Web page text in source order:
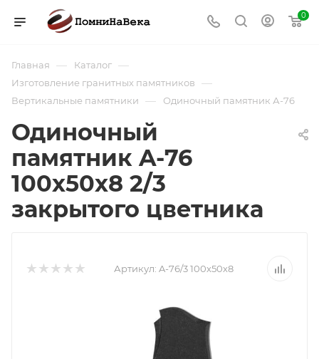
0
Главная — Каталог —
Изготовление гранитных памятников —
Вертикальные памятники — Одиночный памятник А-76
Одиночный
памятник A-76
100х50х8 2/3
закрытого цветника
Артикул: A-76/3 100х50х8